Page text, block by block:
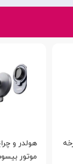
هولدر و